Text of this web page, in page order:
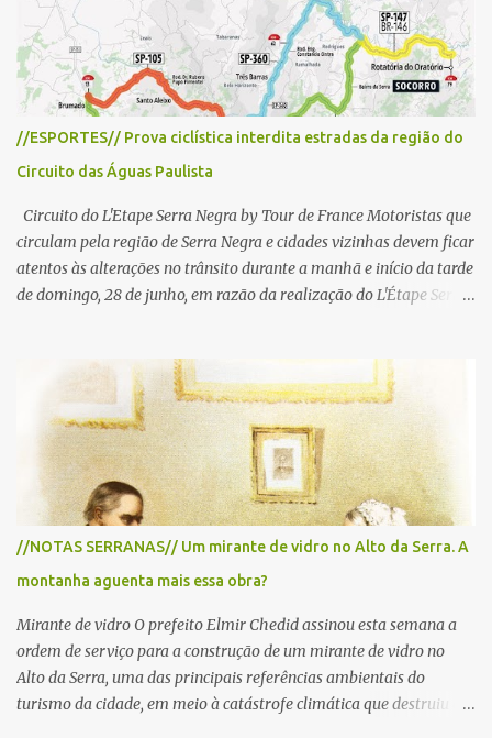
s
//ESPORTES// Prova ciclística interdita estradas da região do
Circuito das Águas Paulista
Circuito do L'Etape Serra Negra by Tour de France Motoristas que
circulam pela região de Serra Negra e cidades vizinhas devem ficar
atentos às alterações no trânsito durante a manhã e início da tarde
de domingo, 28 de junho, em razão da realização do L'Étape Serra
reunirá atletas de diferentes regiões do país e terá percursos
passando pelos municípios de Serra Negra, Amparo, Monte Alegre
do Sul, Lindoia e Socorro. Para garantir a segurança dos
participantes e do público, diversos trechos de rodovias e estradas
da região serão interditados temporariamente ao longo da prova.
A largada será na Rua Coronel Pedro Penteado, em Serra Negra,
para cerca de 2.000 ciclistas, às 6h30. De acordo com o
cronograma da organização e de todas as prefeituras envolvidas,
as interdições ocorrerão de forma programada e os trechos serão
//NOTAS SERRANAS// Um mirante de vidro no Alto da Serra. A
montanha aguenta mais essa obra?
Mirante de vidro O prefeito Elmir Chedid assinou esta semana a
ordem de serviço para a construção de um mirante de vidro no
Alto da Serra, uma das principais referências ambientais do
turismo da cidade, em meio à catástrofe climática que destruiu o